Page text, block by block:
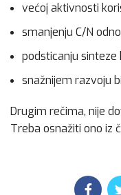
većoj aktivnosti
smanjenju C/N
podsticanju
snažnijem razvoju
Drugim rečima, nije
Treba osnažiti ono iz